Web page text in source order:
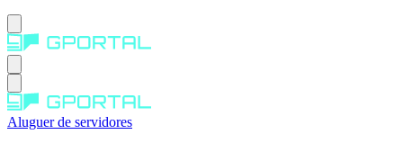
Aluguer de servidores